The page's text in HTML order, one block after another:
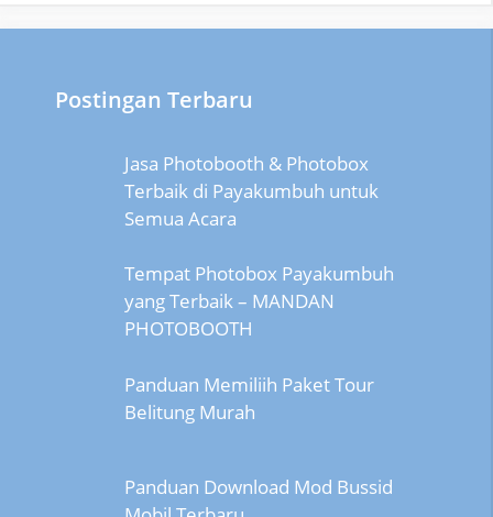
Postingan Terbaru
Jasa Photobooth & Photobox
Terbaik di Payakumbuh untuk
Semua Acara
Tempat Photobox Payakumbuh
yang Terbaik – MANDAN
PHOTOBOOTH
Panduan Memiliih Paket Tour
Belitung Murah
Panduan Download Mod Bussid